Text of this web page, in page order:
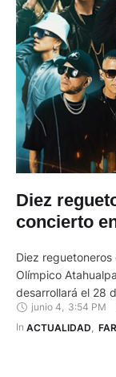
Diez
concierto
Diez
Olímpico
desarrollará el 28
junio 4, 3:54 PM
In ACTUALIDAD